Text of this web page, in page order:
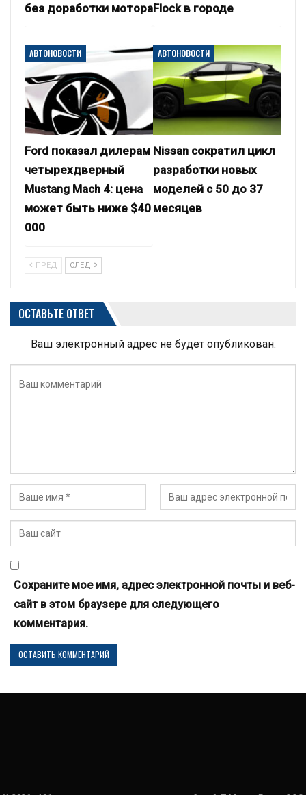
без доработки мотораFlock в городе
АВТОНОВОСТИ
Ford показал дилерам
четырехдверный
Mustang Mach 4: цена
может быть ниже $40
000
АВТОНОВОСТИ
Nissan сократил цикл
разработки новых
моделей с 50 до 37
месяцев
ПРЕД СЛЕД
ОСТАВЬТЕ ОТВЕТ
Ваш электронный адрес не будет опубликован.
Сохраните мое имя, адрес электронной почты и веб-
сайт в этом браузере для следующего
комментария.